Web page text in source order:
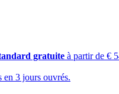
gratuite à partir de €
en 3 jours ouvrés.